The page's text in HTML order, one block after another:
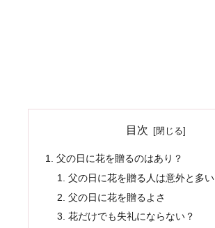
目次
父の日に花を贈るのはあり？
父の日に花を贈る人は意外と多い
父の日に花を贈るよさ
花だけでも失礼にならない？